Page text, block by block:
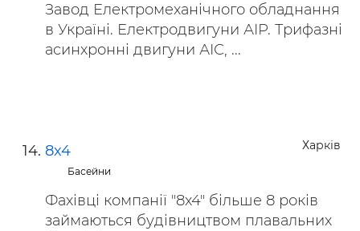
Завод Електромеханічного обладнання
в Україні. Електродвигуни АІР. Трифазні
асинхронні двигуни АІС, ...
Харків
8x4
Басейни
Фахівці компанії "8x4" більше 8 років
займаються будівництвом плавальних